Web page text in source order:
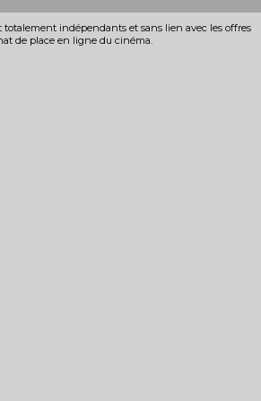
totalement indépendants et sans lien avec les offres
de place en ligne du cinéma.